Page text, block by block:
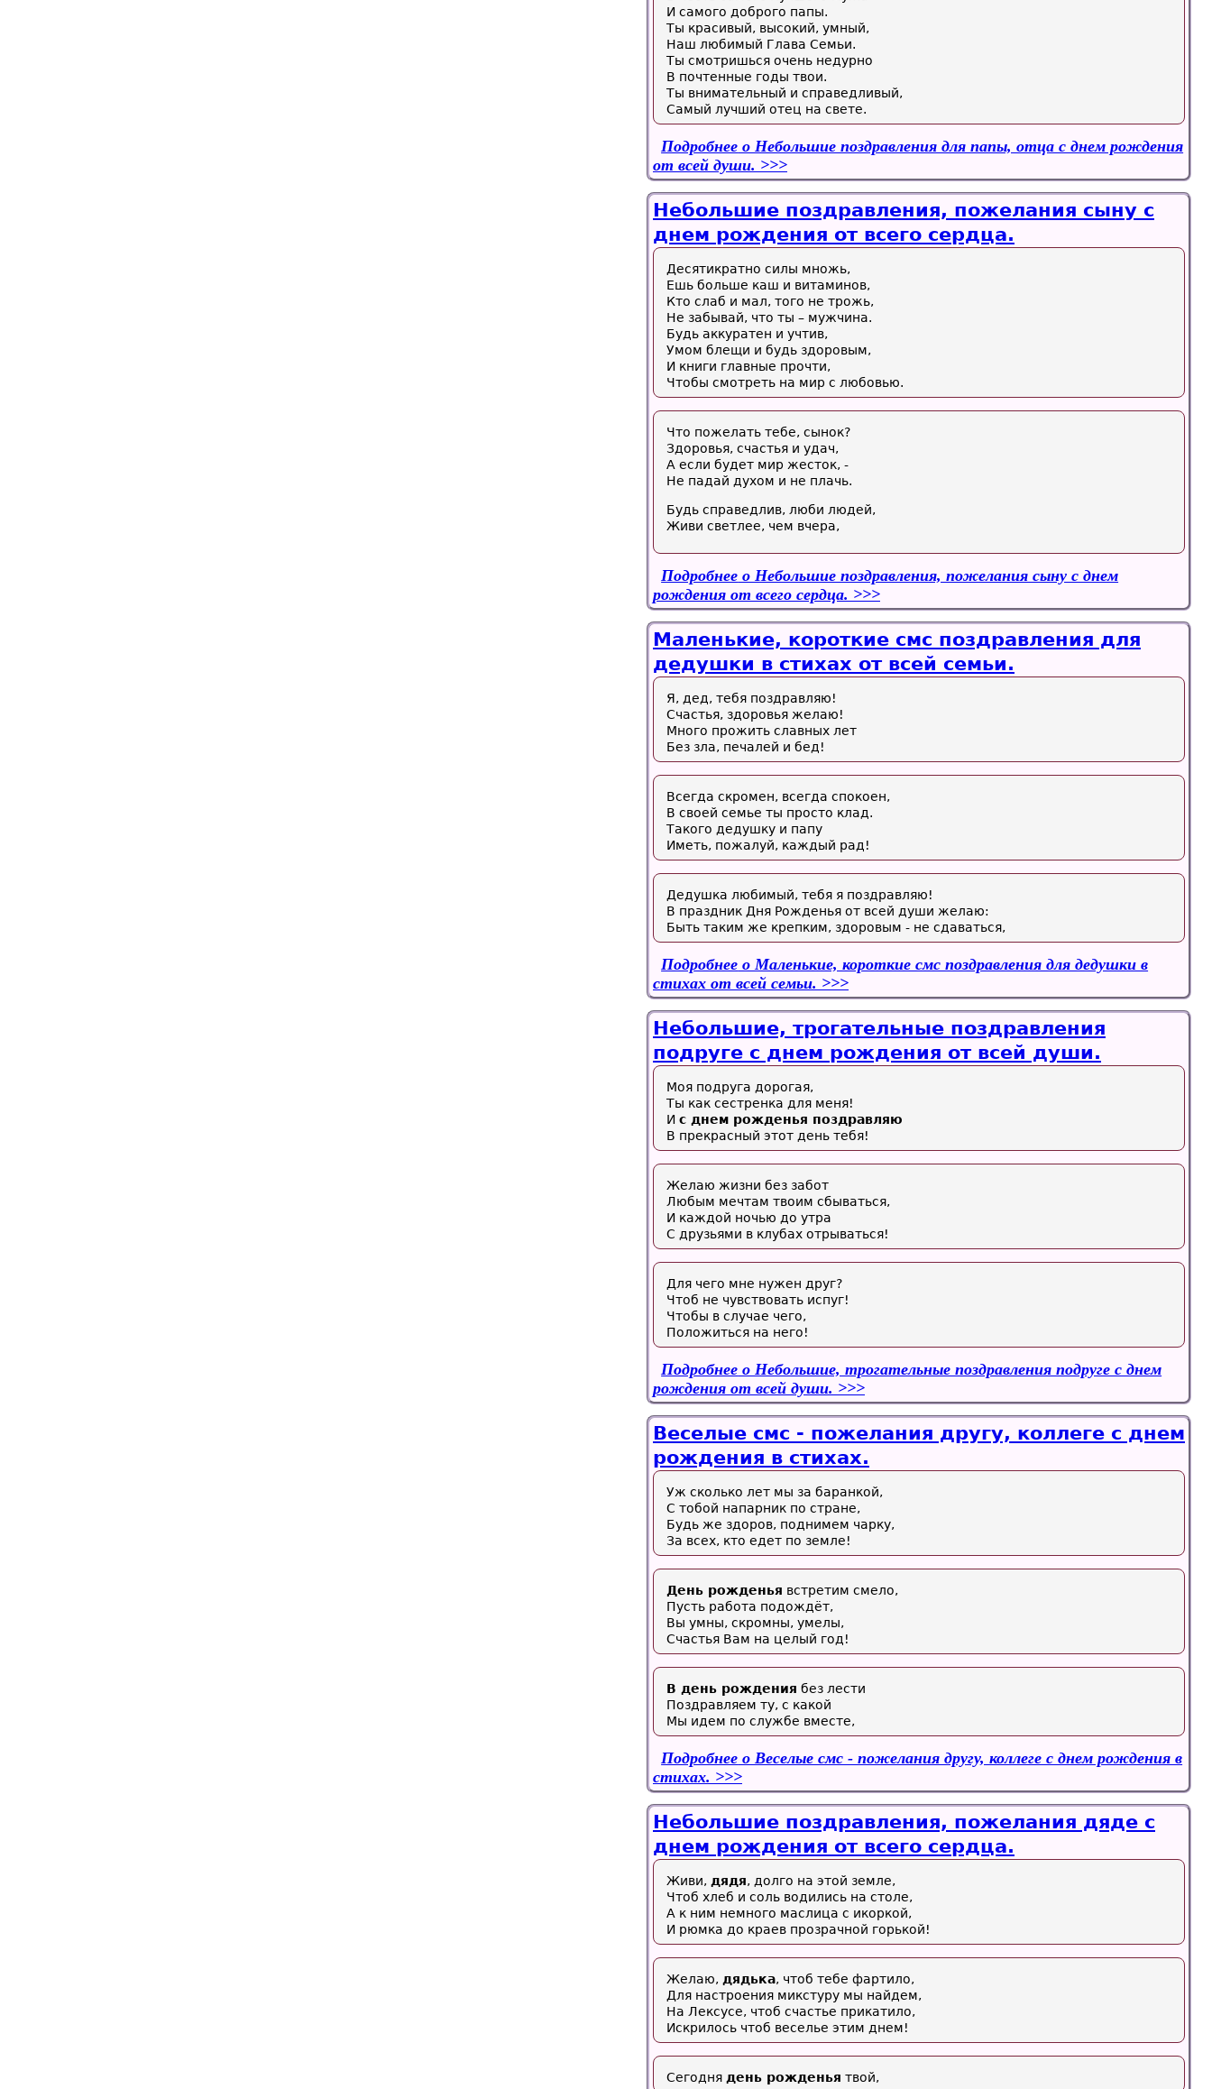
И самого доброго папы.
Ты красивый, высокий, умный,
Наш любимый Глава Семьи.
Ты смотришься очень недурно
В почтенные годы твои.
Ты внимательный и справедливый,
Самый лучший отец на свете.
Подробнее о Небольшие поздравления для папы, отца с днем рождения
от всей души.
Небольшие поздравления, пожелания сыну с
днем рождения от всего сердца.
Десятикратно силы множь,
Ешь больше каш и витаминов,
Кто слаб и мал, того не трожь,
Не забывай, что ты – мужчина.
Будь аккуратен и учтив,
Умом блещи и будь здоровым,
И книги главные прочти,
Чтобы смотреть на мир с любовью.
Что пожелать тебе, сынок?
Здоровья, счастья и удач,
А если будет мир жесток, -
Не падай духом и не плачь.
Будь справедлив, люби людей,
Живи светлее, чем вчера,
Подробнее о Небольшие поздравления, пожелания сыну с днем
рождения от всего сердца.
Маленькие, короткие смс поздравления для
дедушки в стихах от всей семьи.
Я, дед, тебя поздравляю!
Счастья, здоровья желаю!
Много прожить славных лет
Без зла, печалей и бед!
Всегда скромен, всегда спокоен,
В своей семье ты просто клад.
Такого дедушку и папу
Иметь, пожалуй, каждый рад!
Дедушка любимый, тебя я поздравляю!
В праздник Дня Рожденья от всей души желаю:
Быть таким же крепким, здоровым - не сдаваться,
Подробнее о Маленькие, короткие смс поздравления для дедушки в
стихах от всей семьи.
Небольшие, трогательные поздравления
подруге с днем рождения от всей души.
Моя подруга дорогая,
Ты как сестренка для меня!
И с днем рожденья поздравляю
В прекрасный этот день тебя!
Желаю жизни без забот
Любым мечтам твоим сбываться,
И каждой ночью до утра
С друзьями в клубах отрываться!
Для чего мне нужен друг?
Чтоб не чувствовать испуг!
Чтобы в случае чего,
Положиться на него!
Подробнее о Небольшие, трогательные поздравления подруге с днем
рождения от всей души.
Веселые смс - пожелания другу, коллеге с днем
рождения в стихах.
Уж сколько лет мы за баранкой,
С тобой напарник по стране,
Будь же здоров, поднимем чарку,
За всех, кто едет по земле!
День рожденья встретим смело,
Пусть работа подождёт,
Вы умны, скромны, умелы,
Счастья Вам на целый год!
В день рождения без лести
Поздравляем ту, с какой
Мы идем по службе вместе,
Подробнее о Веселые смс - пожелания другу, коллеге с днем рождения в
стихах.
Небольшие поздравления, пожелания дяде с
днем рождения от всего сердца.
Живи, дядя, долго на этой земле,
Чтоб хлеб и соль водились на столе,
А к ним немного маслица с икоркой,
И рюмка до краев прозрачной горькой!
Желаю, дядька, чтоб тебе фартило,
Для настроения микстуру мы найдем,
На Лексусе, чтоб счастье прикатило,
Искрилось чтоб веселье этим днем!
Сегодня день рожденья твой,